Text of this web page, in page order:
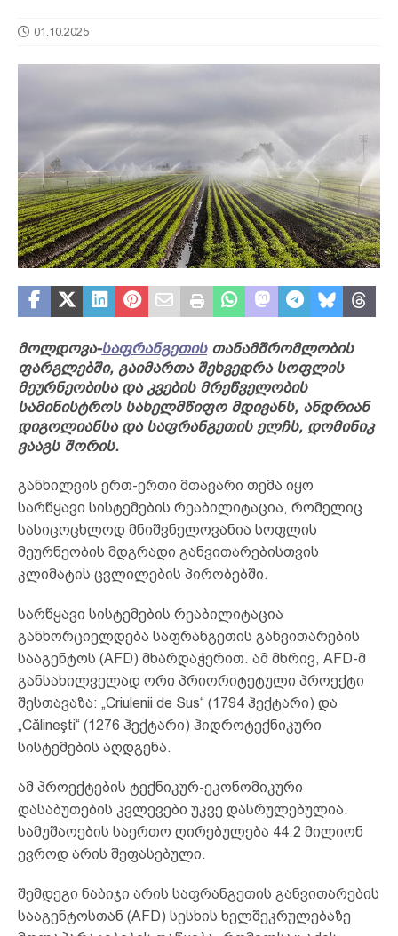
01.10.2025
მოლდოვა-საფრანგეთისთანამშრომლობის
ფარგლებში, გაიმართა შეხვედრა სოფლის
მეურნეობისა და კვების მრეწველობის
სამინისტროს სახელმწიფო მდივანს, ანდრიან
დიგოლიანსა და საფრანგეთის ელჩს, დომინიკ
ვააგს შორის.
განხილვის ერთ-ერთი მთავარი თემა იყო
სარწყავი სისტემების რეაბილიტაცია, რომელიც
სასიცოცხლოდ მნიშვნელოვანია სოფლის
მეურნეობის მდგრადი განვითარებისთვის
კლიმატის ცვლილების პირობებში.
სარწყავი სისტემების რეაბილიტაცია
განხორციელდება საფრანგეთის განვითარების
სააგენტოს (AFD) მხარდაჭერით. ამ მხრივ, AFD-მ
განსახილველად ორი პრიორიტეტული პროექტი
შესთავაზა: „Criulenii de Sus“ (1794 ჰექტარი) და
„Călineşti“ (1276 ჰექტარი) ჰიდროტექნიკური
სისტემების აღდგენა.
ამ პროექტების ტექნიკურ-ეკონომიკური
დასაბუთების კვლევები უკვე დასრულებულია.
სამუშაოების საერთო ღირებულება 44.2 მილიონ
ევროდ არის შეფასებული.
შემდეგი ნაბიჯი არის საფრანგეთის განვითარების
სააგენტოსთან (AFD) სესხის ხელშეკრულებაზე